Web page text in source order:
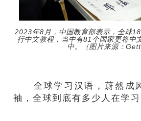
2023年8月，中国教育部表示，全球
行中文教程，当中有81个国家更将中
中。（图片来源：
全球学习汉语，蔚然成
袖，全球到底有多少人在学习